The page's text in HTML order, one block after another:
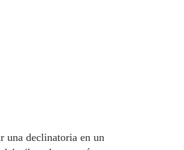
una declinatoria en un